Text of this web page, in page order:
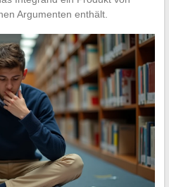
Argumenten enthält.